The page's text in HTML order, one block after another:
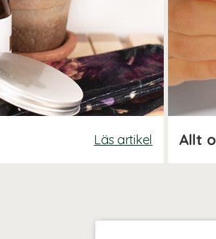
Läs artikel Allt